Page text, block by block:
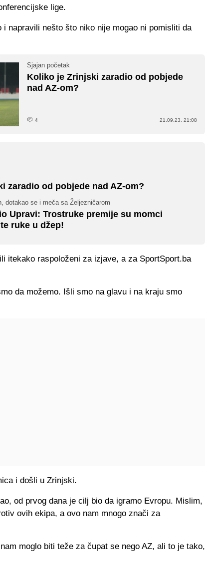
lige.
i napravili nešto što niko nije mogao ni pomisliti da
Sjajan početak
Koliko je Zrinjski zaradio od pobjede
nad AZ-om?
4 21.09.23. 21:08
zaradio od pobjede nad AZ-om?
dotakao se i meča sa Željezničarom
Upravi: Trostruke premije su momci
ruke u džep!
itekako raspoloženi za izjave, a za SportSport.ba
da možemo. Išli smo na glavu i na kraju smo
i došli u Zrinjski.
od prvog dana je cilj bio da igramo Evropu. Mislim,
ovih ekipa, a ovo nam mnogo znači za
moglo biti teže za čupat se nego AZ, ali to je tako,